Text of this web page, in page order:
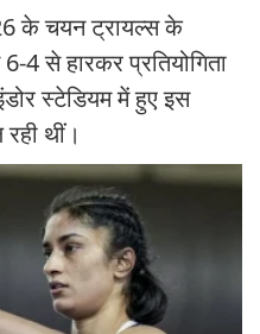
के चयन ट्रायल्स के
4 से हारकर प्रतियोगिता
स्टेडियम में हुए इस
थीं।